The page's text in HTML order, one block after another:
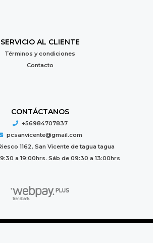
SERVICIO AL CLIENTE
Términos y condiciones
Contacto
CONTÁCTANOS
+56984707837
pcsanvicente@gmail.com
1162, San Vicente de tagua tagua
a 19:00hrs. Sáb de 09:30 a 13:00hrs